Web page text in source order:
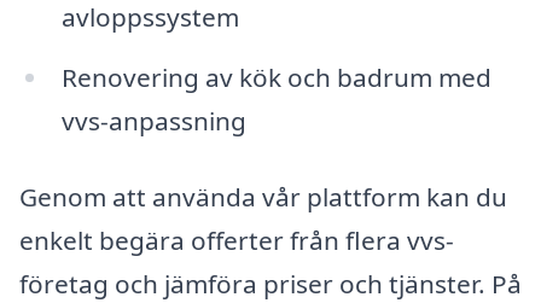
avloppssystem
Renovering av kök och badrum med
vvs-anpassning
Genom att använda vår plattform kan du
enkelt begära offerter från flera vvs-
företag och jämföra priser och tjänster. På